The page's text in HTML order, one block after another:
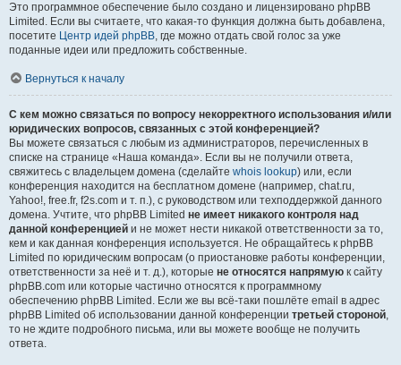
Это программное обеспечение было создано и лицензировано phpBB
Limited. Если вы считаете, что какая-то функция должна быть добавлена,
посетите Центр идей phpBB, где можно отдать свой голос за уже
поданные идеи или предложить собственные.
Вернуться к началу
С кем можно связаться по вопросу некорректного использования и/или
юридических вопросов, связанных с этой конференцией?
Вы можете связаться с любым из администраторов, перечисленных в
списке на странице «Наша команда». Если вы не получили ответа,
свяжитесь с владельцем домена (сделайте whois lookup) или, если
конференция находится на бесплатном домене (например, chat.ru,
Yahoo!, free.fr, f2s.com и т. п.), с руководством или техподдержкой данного
домена. Учтите, что phpBB Limited не имеет никакого контроля над
данной конференцией и не может нести никакой ответственности за то,
кем и как данная конференция используется. Не обращайтесь к phpBB
Limited по юридическим вопросам (о приостановке работы конференции,
ответственности за неё и т. д.), которые не относятся напрямую к сайту
phpBB.com или которые частично относятся к программному
обеспечению phpBB Limited. Если же вы всё-таки пошлёте email в адрес
phpBB Limited об использовании данной конференции третьей стороной,
то не ждите подробного письма, или вы можете вообще не получить
ответа.